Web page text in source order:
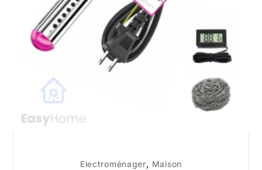
Electroménager, Maison